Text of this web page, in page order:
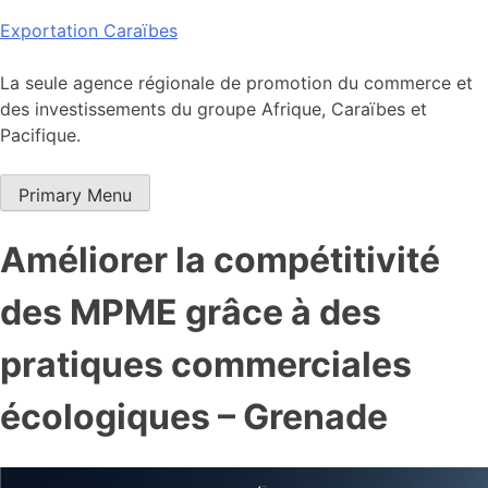
Skip
content
Exportation Caraïbes
La seule agence régionale de promotion du commerce et
des investissements du groupe Afrique, Caraïbes et
Pacifique.
Primary Menu
Améliorer la compétitivité
des MPME grâce à des
pratiques commerciales
écologiques – Grenade